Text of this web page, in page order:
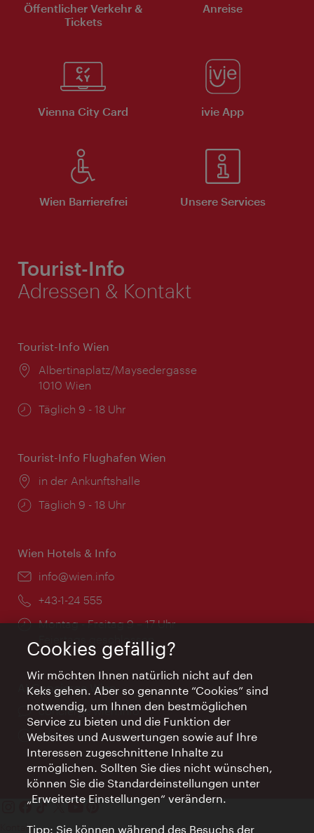
Öffentlicher Verkehr &
Tickets
Anreise
Vienna City Card ivie App
Wien Barrierefrei Unsere Services
Tourist-Info
Adressen & Kontakt
Tourist-Info Wien
Ort:
Albertinaplatz/Maysedergasse
1010 Wien
Öffnungszeiten:
Täglich 9 - 18 Uhr
Tourist-Info Flughafen Wien
Ort:
in der Ankunftshalle
Öffnungszeiten:
Täglich 9 - 18 Uhr
Wien Hotels & Info
Email:
info@wien.info
Telefon:
+43-1-24 555
Öffnungszeiten:
Montag - Freitag 9 – 17 Uhr
Feiertags geschlossen
AI Concierge Wien
Ort:
concierge.wien.info
Öffnungszeiten:
Informationen rund um die Uhr
Kontakt
Cookies gefällig?
Wir möchten Ihnen natürlich nicht auf den
Keks gehen. Aber so genannte “Cookies” sind
notwendig, um Ihnen den bestmöglichen
Service zu bieten und die Funktion der
Websites und Auswertungen sowie auf Ihre
Interessen zugeschnittene Inhalte zu
ermöglichen. Sollten Sie dies nicht wünschen,
können Sie die Standardeinstellungen unter
„Erweiterte Einstellungen“ verändern.
Tipp: Sie können während des Besuchs der